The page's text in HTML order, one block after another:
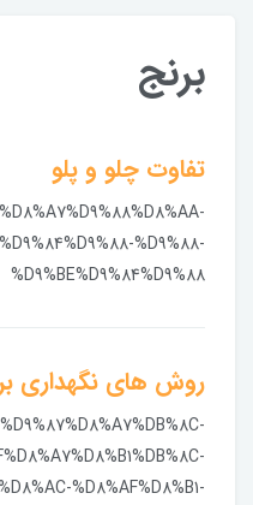
برنج
تفاوت چلو و پلو
%D9%88-
%D9%BE%D9%84%D9%88
روش های نگهداری
%D8%AF%D8%B1-